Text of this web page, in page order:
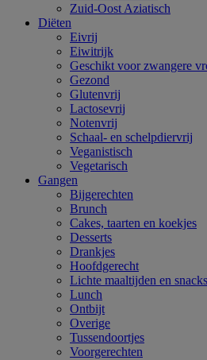
Zuid-Oost Aziatisch
Diëten
Eivrij
Eiwitrijk
Geschikt voor zwangere
Gezond
Glutenvrij
Lactosevrij
Notenvrij
Schaal- en schelpdiervrij
Veganistisch
Vegetarisch
Gangen
Bijgerechten
Brunch
Cakes, taarten en koekjes
Desserts
Drankjes
Hoofdgerecht
Lichte maaltijden en snacks
Lunch
Ontbijt
Overige
Tussendoortjes
Voorgerechten